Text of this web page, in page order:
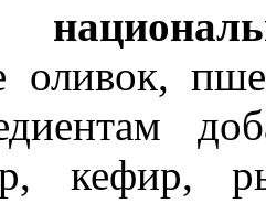
оливок,
кефир,